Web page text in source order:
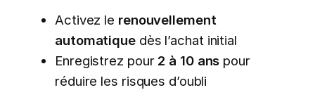
Activez le renouvellement
automatiquedès l’achat initial
Enregistrez pour 2 à 10 ans pour
réduire les risques d’oubli